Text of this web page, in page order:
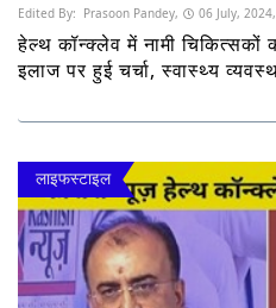
Edited By: Prasoon Pandey, 06 July,
हेल्थ कॉन्क्लेव में नामी चिकित्सकों
इलाज पर हुई चर्चा, स्वास्थ्य
लाइफस्टाइल